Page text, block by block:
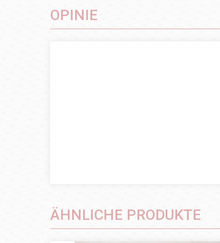
OPINIE
ÄHNLICHE PRODUKTE